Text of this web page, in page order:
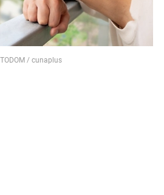
/ cunaplus